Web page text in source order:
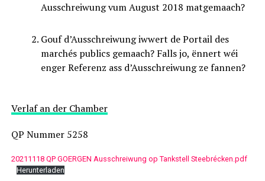
Ausschreiwung vum August 2018 matgemaach?
Gouf d’Ausschreiwung iwwert de Portail des
marchés publics gemaach? Falls jo, ënnert wéi
enger Referenz ass d’Ausschreiwung ze fannen?
Verlaf an der Chamber
QP Nummer 5258
20211118 QP GOERGEN Ausschreiwung op Tankstell Steebrécken.pdf
Herunterladen